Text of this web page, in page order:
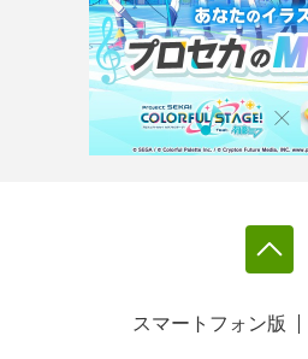
スマートフォン版